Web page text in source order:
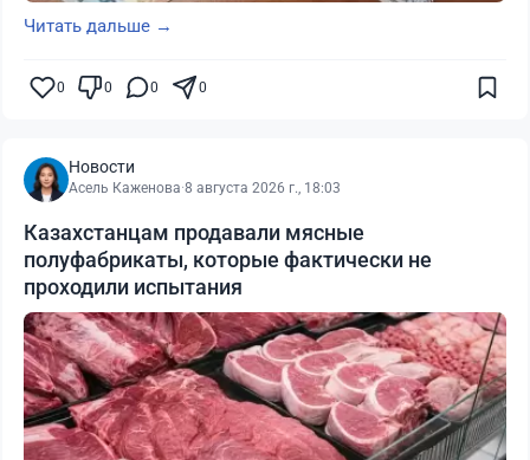
Читать дальше →
0 0 0 0
Новости
Асель Каженова·8 августа 2026 г., 18:03
Казахстанцам продавали мясные
полуфабрикаты, которые фактически не
проходили испытания